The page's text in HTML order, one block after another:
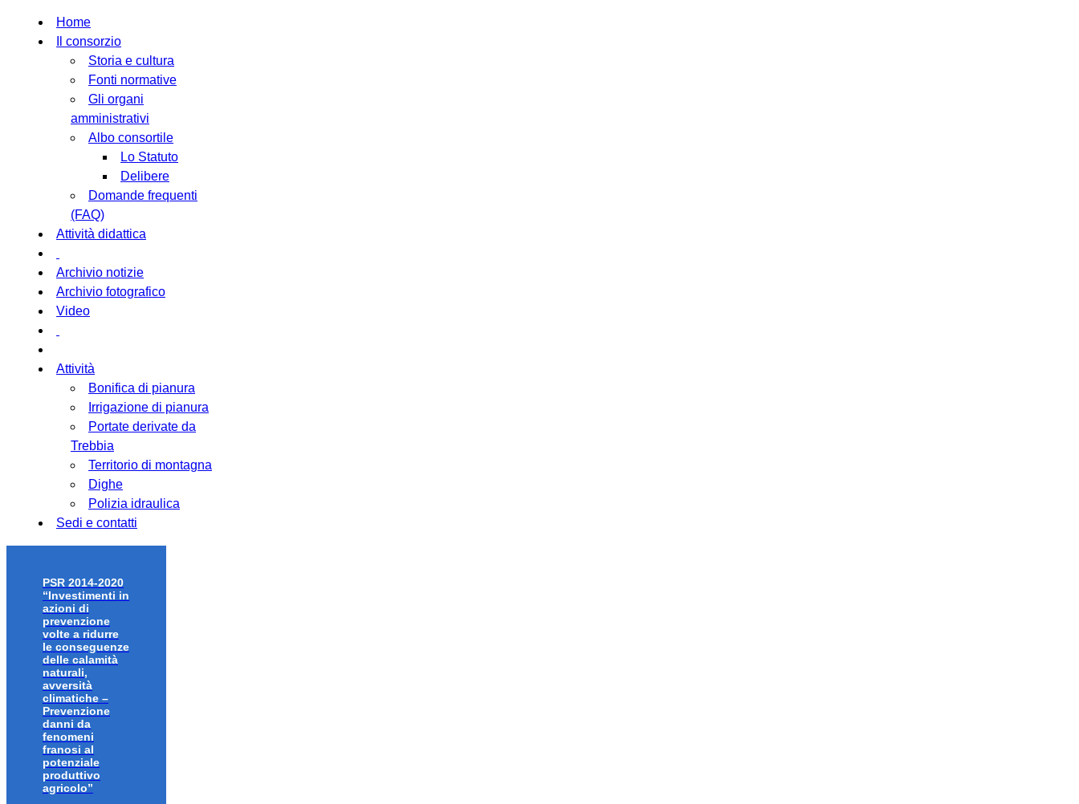
Home
Il consorzio
Storia e cultura
Fonti normative
Gli organi
amministrativi
Albo consortile
Lo Statuto
Delibere
Domande frequenti
(FAQ)
Attività didattica
Archivio notizie
Archivio fotografico
Video
Attività
Bonifica di pianura
Irrigazione di pianura
Portate derivate da
Trebbia
Territorio di montagna
Dighe
Polizia idraulica
Sedi e contatti
PSR 2014-2020
“Investimenti in
azioni di
prevenzione
volte a ridurre
le conseguenze
delle calamità
naturali,
avversità
climatiche –
Prevenzione
danni da
fenomeni
franosi al
potenziale
produttivo
agricolo”